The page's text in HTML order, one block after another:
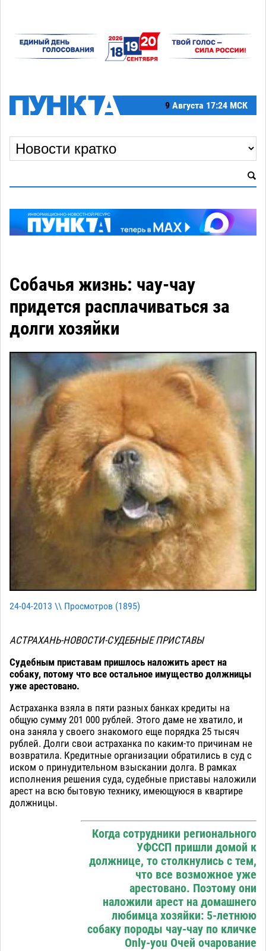
9 Августа 17:24 МСК
Собачья жизнь: чау-чау
придется расплачиваться за
долги хозяйки
24-04-2013 \\ Просмотров (1895)
АСТРАХАНЬ-НОВОСТИ-СУДЕБНЫЕ ПРИСТАВЫ
Судебным приставам пришлось наложить арест на
собаку, потому что все остальное имущество должницы
уже арестовано.
Астраханка взяла в пяти разных банках кредиты на
общую сумму 201 000 рублей. Этого даме не хватило, и
она заняла у своего знакомого еще порядка 25 тысяч
рублей. Долги свои астраханка по каким-то причинам не
возвратила. Кредитные организации обратились в суд с
иском о принудительном взыскании долга. В рамках
исполнения решения суда, судебные приставы наложили
арест на всю бытовую технику, имеющуюся в квартире
должницы.
Когда сотрудники регионального
УФССП пришли домой к
должнице, то столкнулись с тем,
что все возможное уже
арестовано. Поэтому они
наложили арест на домашнего
любимца хозяйки: 5-летнюю
собаку породы чау-чау по кличке
Only-you Очей очарование